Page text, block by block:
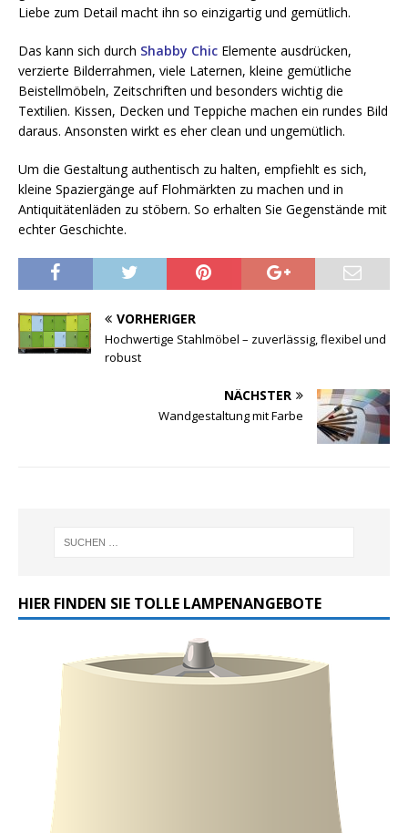
Liebe zum Detail macht ihn so einzigartig und gemütlich.
Das kann sich durch Shabby Chic Elemente ausdrücken,
verzierte Bilderrahmen, viele Laternen, kleine gemütliche
Beistellmöbeln, Zeitschriften und besonders wichtig die
Textilien. Kissen, Decken und Teppiche machen ein rundes Bild
daraus. Ansonsten wirkt es eher clean und ungemütlich.
Um die Gestaltung authentisch zu halten, empfiehlt es sich,
kleine Spaziergänge auf Flohmärkten zu machen und in
Antiquitätenläden zu stöbern. So erhalten Sie Gegenstände mit
echter Geschichte.
VORHERIGER
Hochwertige Stahlmöbel – zuverlässig, flexibel und
robust
NÄCHSTER
Wandgestaltung mit Farbe
HIER FINDEN SIE TOLLE LAMPENANGEBOTE